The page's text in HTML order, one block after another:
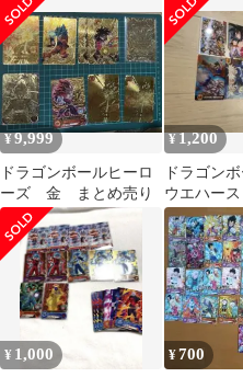
¥9,999
ドラゴンボールヒーロ
ーズ 金 まとめ売り
¥1,200
ドラゴン
ウエハー
13枚セット
¥ 1,000 ¥700